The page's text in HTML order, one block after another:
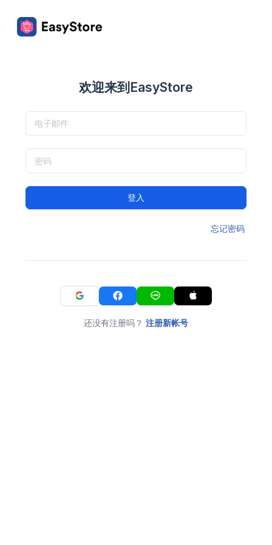
欢迎来到EasyStore
登入
忘记密码
还没有注册吗？ 注册新帐号